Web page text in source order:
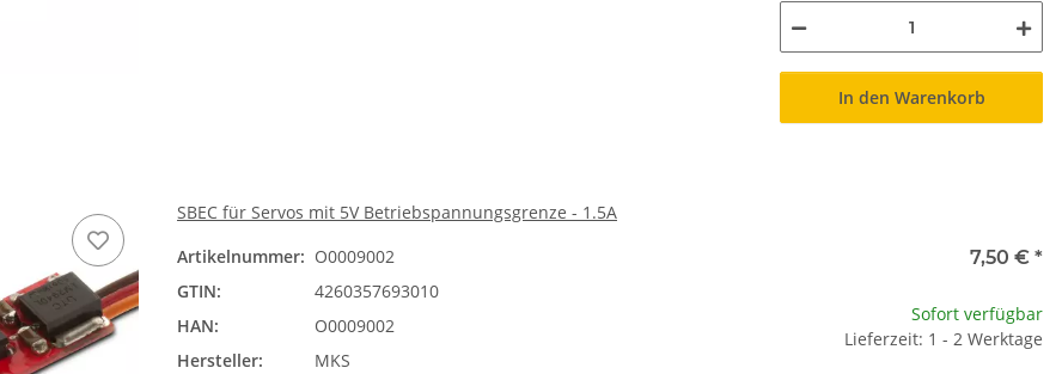
In den Warenkorb
SBEC für Servos mit 5V Betriebspannungsgrenze - 1.5A
Artikelnummer: O0009002
GTIN:
4260357693010
HAN:
O0009002
Hersteller:
MKS
7,50 € *
Sofort verfügbar
Lieferzeit: 1 - 2 Werktage